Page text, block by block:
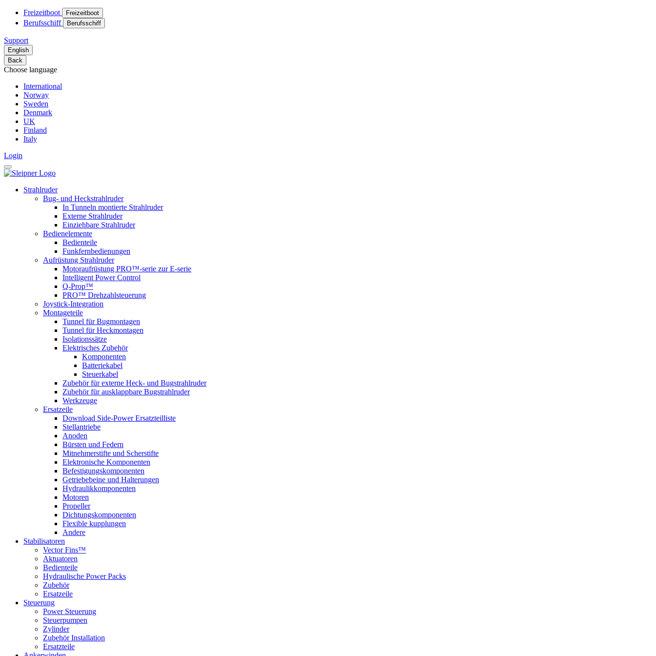
Freizeitboot Freizeitboot
Berufsschiff Berufsschiff
Support
English
Back
Choose language
International
Norway
Sweden
Denmark
UK
Finland
Italy
Login
Strahlruder
Bug- und Heckstrahlruder
In Tunneln montierte Strahlruder
Externe Strahlruder
Einziehbare Strahlruder
Bedienelemente
Bedienteile
Funkfernbedienungen
Aufrüstung Strahlruder
Motoraufrüstung PRO™-serie zur E-serie
Intelligent Power Control
Q-Prop™
PRO™ Drehzahlsteuerung
Joystick-Integration
Montageteile
Tunnel für Bugmontagen
Tunnel für Heckmontagen
Isolationssätze
Elektrisches Zubehör
Komponenten
Batteriekabel
Steuerkabel
Zubehör für externe Heck- und Bugstrahlruder
Zubehör für ausklappbare Bugstrahlruder
Werkzeuge
Ersatzeile
Download Side-Power Ersatzteilliste
Stellantriebe
Anoden
Bürsten und Federn
Mitnehmerstifte und Scherstifte
Elektronische Komponenten
Befestigungskomponenten
Getriebebeine und Halterungen
Hydraulikkomponenten
Motoren
Propeller
Dichtungskomponenten
Flexible kupplungen
Andere
Stabilisatoren
Vector Fins™
Aktuatoren
Bedienteile
Hydraulische Power Packs
Zubehör
Ersatzeile
Steuerung
Power Steuerung
Steuerpumpen
Zylinder
Zubehör Installation
Ersatzteile